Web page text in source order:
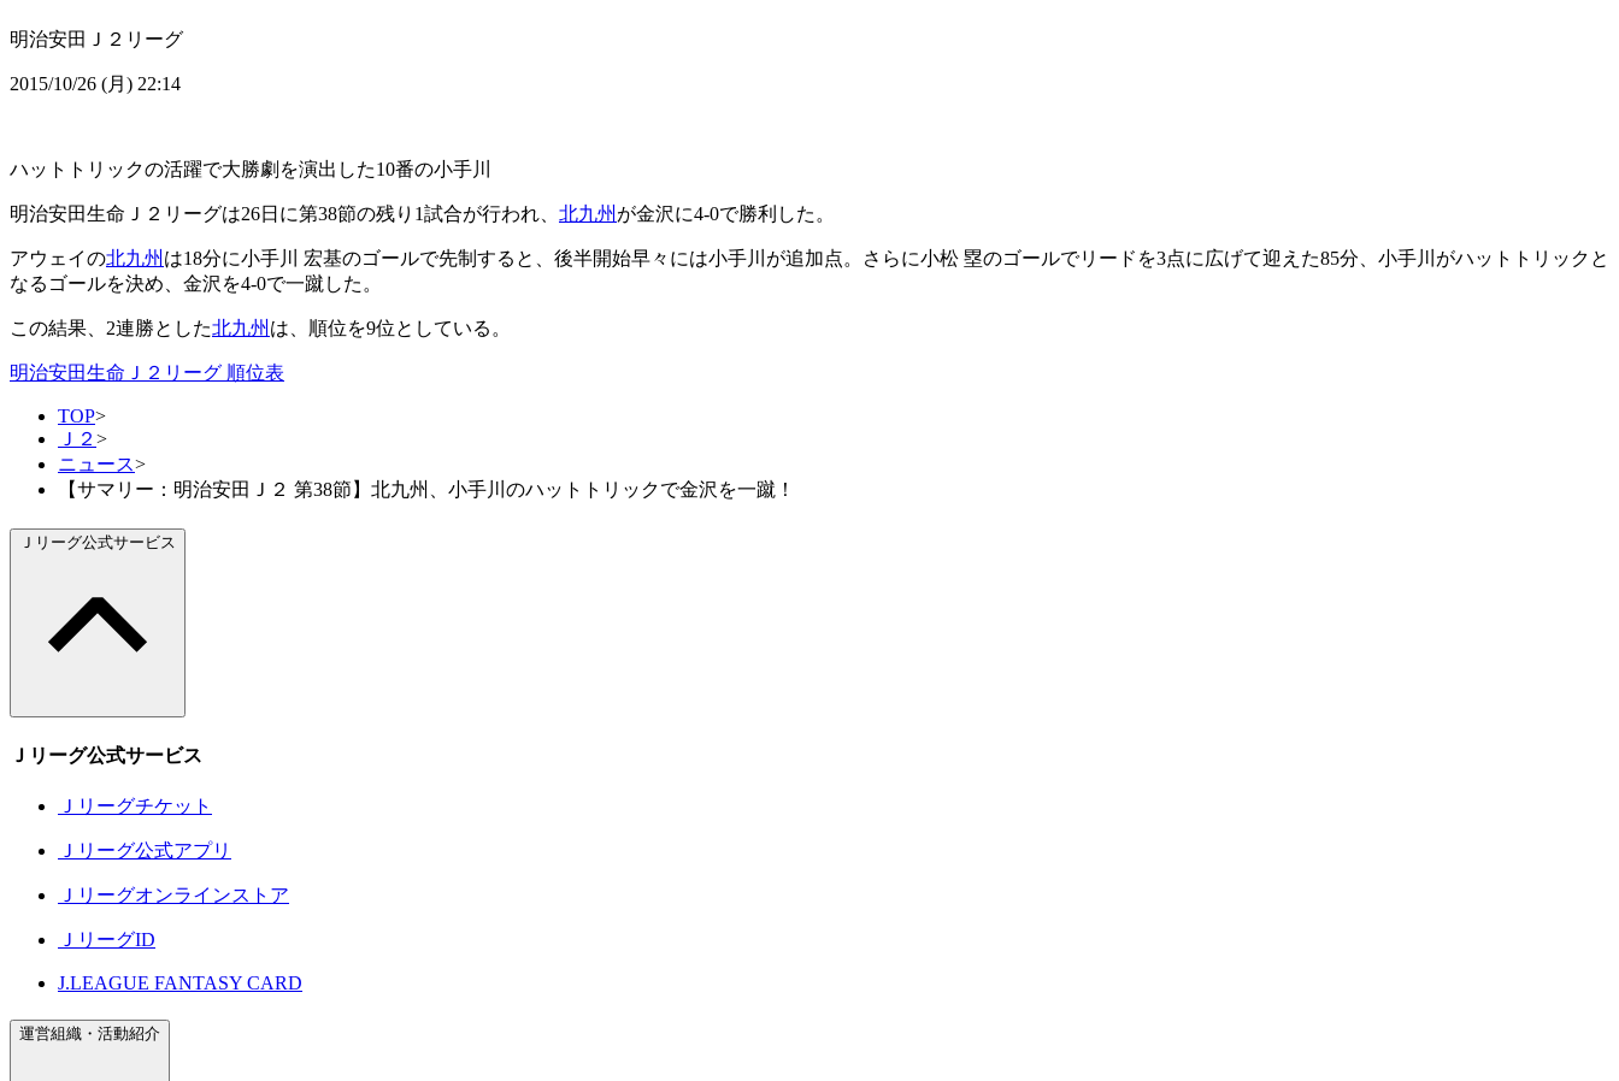
明治安田Ｊ２リーグ
2015/10/26 (月) 22:14
ハットトリックの活躍で大勝劇を演出した10番の小手川
明治安田生命Ｊ２リーグは26日に第38節の残り1試合が行われ、 北九州 が金沢に4-0で勝利した。
アウェイの北九州 は18分に小手川 宏基のゴールで先制すると、後半開始早々には小手川が追加点。さらに小松 塁のゴールでリードを3点に広げて迎えた85分、小手川がハットトリックと
なるゴールを決め、金沢を4-0で一蹴した。
この結果、2連勝とした北九州 は、順位を9位としている。
明治安田生命Ｊ２リーグ 順位表
TOP>
Ｊ２ >
ニュース>
【サマリー：明治安田Ｊ２ 第38節】北九州、小手川のハットトリックで金沢を一蹴！
Ｊリーグ公式サービス
Ｊリーグ公式サービス
Ｊリーグチケット
Ｊリーグ公式アプリ
Ｊリーグオンラインストア
ＪリーグID
J.LEAGUE FANTASY CARD
運営組織・活動紹介